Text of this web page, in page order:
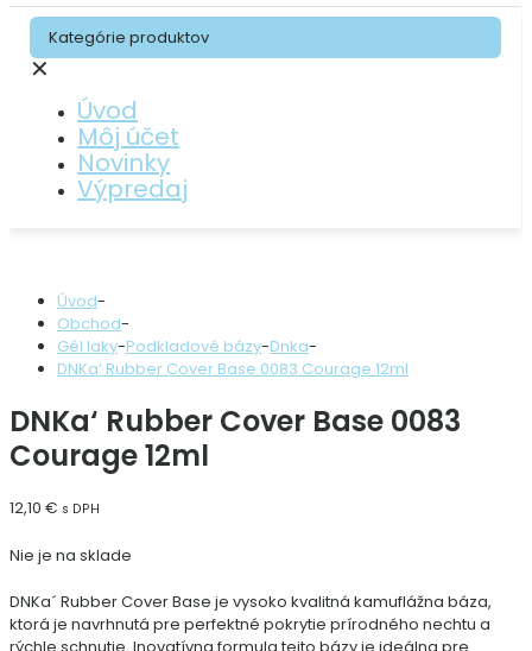
Kategórie produktov
✕
Úvod
Môj účet
Novinky
Výpredaj
Úvod-
Obchod-
Gél laky-Podkladové bázy-Dnka-
DNKa‘ Rubber Cover Base 0083 Courage 12ml
DNKa‘ Rubber Cover Base 0083
Courage 12ml
12,10 € s DPH
Nie je na sklade
DNKa´ Rubber Cover Base je vysoko kvalitná kamuflážna báza,
ktorá je navrhnutá pre perfektné pokrytie prírodného nechtu a